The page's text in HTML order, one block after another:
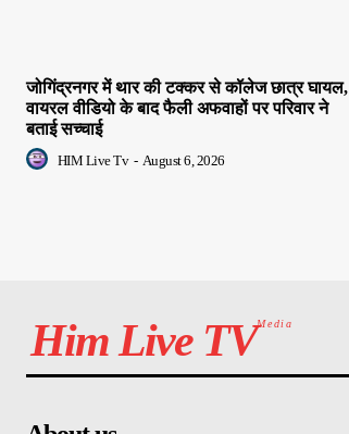
जोगिंद्रनगर में थार की टक्कर से कॉलेज छात्र घायल,
वायरल वीडियो के बाद फैली अफवाहों पर परिवार ने
बताई सच्चाई
HIM Live Tv - August 6, 2026
Him Live TVMedia